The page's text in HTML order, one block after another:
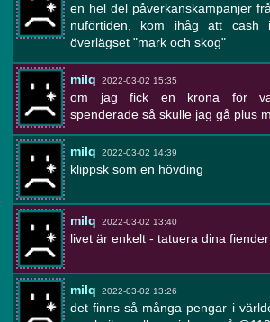
en hel del påverkanskampanjer
nuförtiden, kom ihåg att cash
överlägset "mark och skog"
milq 2022-03-02 15:35
om jag fick en krona för
spenderade så skulle jag gå plus
milq 2022-03-02 14:39
klippsk som en hövding
milq 2022-03-02 13:40
livet är enkelt - tatuera dina
milq 2022-03-02 13:26
det finns så många pengar i